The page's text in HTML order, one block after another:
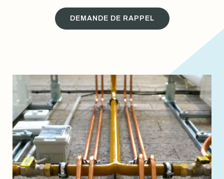
DEMANDE DE RAPPEL